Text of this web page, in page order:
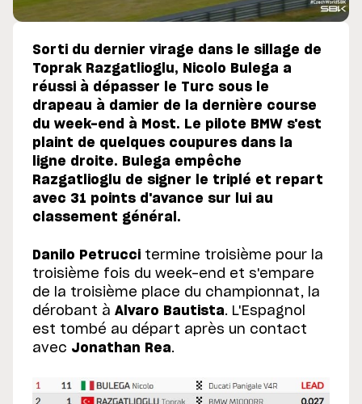
Sorti du dernier virage dans le sillage de
Toprak Razgatlioglu, Nicolo Bulega a
réussi à dépasser le Turc sous le
drapeau à damier de la dernière course
du week-end à Most. Le pilote BMW s'est
plaint de quelques coupures dans la
ligne droite. Bulega empêche
Razgatlioglu de signer le triplé et repart
avec 31 points d'avance sur lui au
classement général.
Danilo Petrucci termine troisième pour la
troisième fois du week-end et s'empare
de la troisième place du championnat, la
dérobant à Alvaro Bautista. L'Espagnol
est tombé au départ après un contact
avec Jonathan Rea.